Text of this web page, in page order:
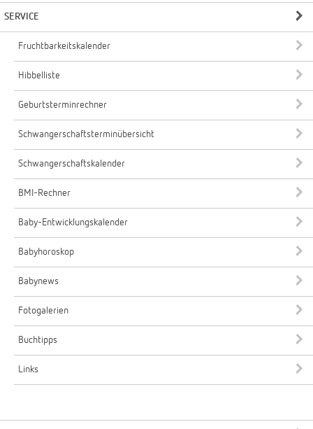
SERVICE
Fruchtbarkeitskalender
Hibbelliste
Geburtsterminrechner
Schwangerschaftsterminübersicht
Schwangerschaftskalender
BMI-Rechner
Baby-Entwicklungskalender
Babyhoroskop
Babynews
Fotogalerien
Buchtipps
Links